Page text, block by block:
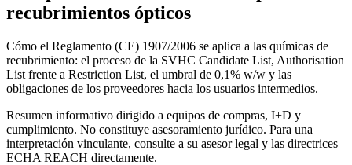
recubrimientos ópticos
Cómo el Reglamento (CE) 1907/2006 se aplica a las químicas de
recubrimiento: el proceso de la SVHC Candidate List, Authorisation
List frente a Restriction List, el umbral de 0,1% w/w y las
obligaciones de los proveedores hacia los usuarios intermedios.
Resumen informativo dirigido a equipos de compras, I+D y
cumplimiento. No constituye asesoramiento jurídico. Para una
interpretación vinculante, consulte a su asesor legal y las directrices
ECHA REACH directamente.